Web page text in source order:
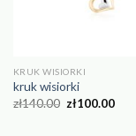
KRUK WISIORKI
kruk wisiorki
zł140.00 zł100.00